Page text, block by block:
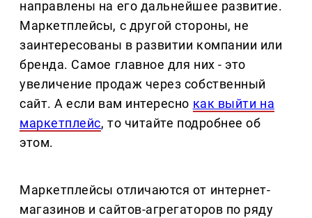
направлены на его дальнейшее развитие.
Маркетплейсы, с другой стороны, не
заинтересованы в развитии компании или
бренда. Самое главное для них - это
увеличение продаж через собственный
сайт. А если вам интересно как выйти на
маркетплейс, то читайте подробнее об
этом.
Маркетплейсы отличаются от интернет-
магазинов и сайтов-агрегаторов по ряду